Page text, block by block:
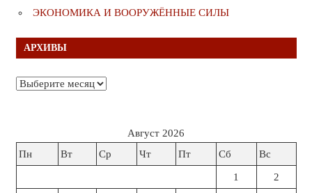
ЭКОНОМИКА И ВООРУЖЁННЫЕ СИЛЫ
АРХИВЫ
Архивы
Август 2026
Пн
Вт Ср Чт Пт Сб Вс
1 2